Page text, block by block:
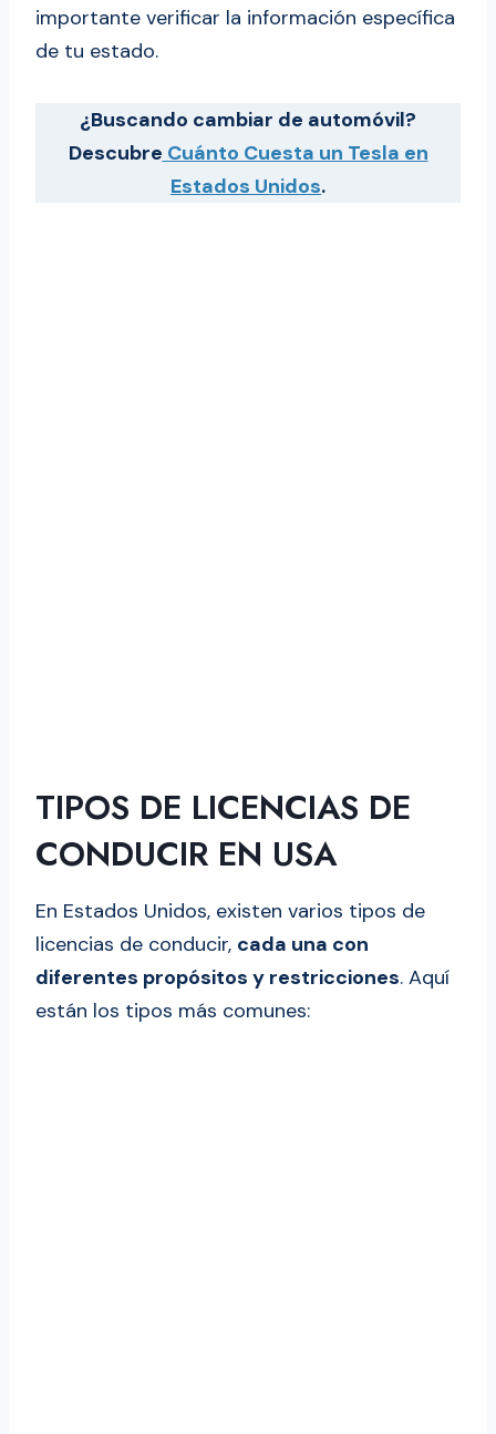
importante verificar la información específica
de tu estado.
¿Buscando cambiar de automóvil?
Descubre Cuánto Cuesta un Tesla en
Estados Unidos.
TIPOS DE LICENCIAS DE
CONDUCIR EN USA
En Estados Unidos, existen varios tipos de
licencias de conducir, cada una con
diferentes propósitos y restricciones. Aquí
están los tipos más comunes: